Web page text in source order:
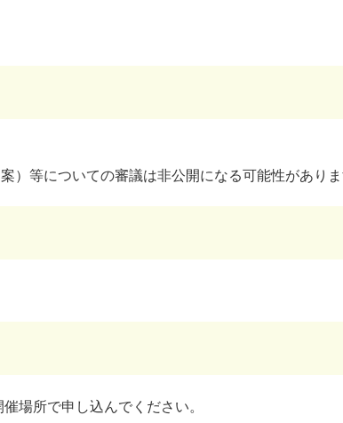
等についての審議は非公開になる可能性がありま
場所で申し込んでください。